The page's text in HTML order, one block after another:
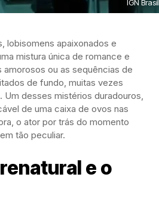
IGN Brasil
lobisomens apaixonados e
mistura única de romance e
ou as sequências de
de fundo, muitas vezes
desses mistérios duradouros,
de uma caixa de ovos nas
o ator por trás do momento
tão peculiar.
e o